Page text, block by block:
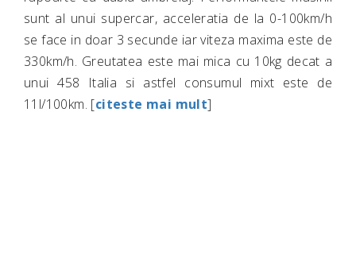
sunt al unui supercar, acceleratia de la 0-100km/h
se face in doar 3 secunde iar viteza maxima este de
330km/h. Greutatea este mai mica cu 10kg decat a
unui 458 Italia si astfel consumul mixt este de
11l/100km. [citeste mai mult]